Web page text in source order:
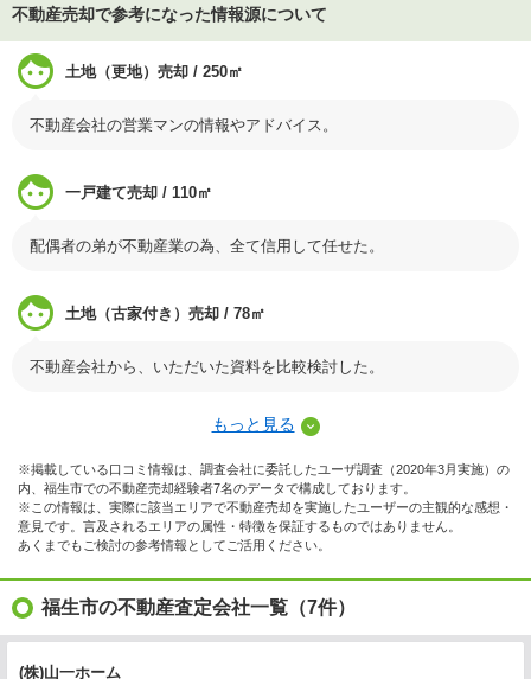
不動産売却で参考になった情報源について
土地（更地）売却 / 250㎡
不動産会社の営業マンの情報やアドバイス。
一戸建て売却 / 110㎡
配偶者の弟が不動産業の為、全て信用して任せた。
土地（古家付き）売却 / 78㎡
不動産会社から、いただいた資料を比較検討した。
もっと見る
※掲載している口コミ情報は、調査会社に委託したユーザ調査（2020年3月実施）の
内、福生市での不動産売却経験者7名のデータで構成しております。
※この情報は、実際に該当エリアで不動産売却を実施したユーザーの主観的な感想・
意見です。言及されるエリアの属性・特徴を保証するものではありません。
あくまでもご検討の参考情報としてご活用ください。
福生市の不動産査定会社一覧（7件）
(株)山一ホーム